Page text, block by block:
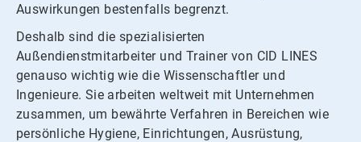
Auswirkungen bestenfalls begrenzt.​​​​​​​
Deshalb sind die spezialisierten
Außendienstmitarbeiter und Trainer von CID LINES
genauso wichtig wie die Wissenschaftler und
Ingenieure.​​​​​​​ Sie arbeiten weltweit mit Unternehmen
zusammen, um bewährte Verfahren in Bereichen wie
persönliche Hygiene, Einrichtungen, Ausrüstung,